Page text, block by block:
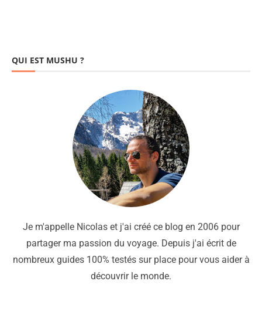
QUI EST MUSHU ?
Je m'appelle Nicolas et j'ai créé ce blog en 2006 pour
partager ma passion du voyage. Depuis j'ai écrit de
nombreux guides 100% testés sur place pour vous aider à
découvrir le monde.